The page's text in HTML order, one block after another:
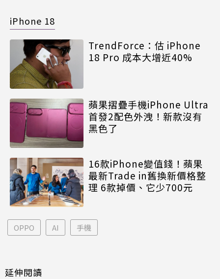
iPhone 18
TrendForce：估 iPhone
18 Pro 成本大增近40%
蘋果摺疊手機iPhone Ultra
首發2配色外洩！新款沒有
黑色了
16款iPhone變值錢！蘋果
最新Trade in舊換新價格整
理 6款掉價、它少700元
OPPO AI 手機
延伸閱讀